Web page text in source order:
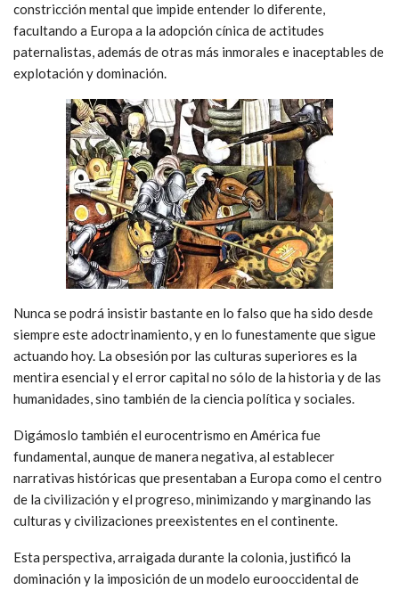
constricción mental que impide entender lo diferente,
facultando a Europa a la adopción cínica de actitudes
paternalistas, además de otras más inmorales e inaceptables de
explotación y dominación.
Nunca se podrá insistir bastante en lo falso que ha sido desde
siempre este adoctrinamiento, y en lo funestamente que sigue
actuando hoy. La obsesión por las culturas superiores es la
mentira esencial y el error capital no sólo de la historia y de las
humanidades, sino también de la ciencia política y sociales.
Digámoslo también el eurocentrismo en América fue
fundamental, aunque de manera negativa, al establecer
narrativas históricas que presentaban a Europa como el centro
de la civilización y el progreso, minimizando y marginando las
culturas y civilizaciones preexistentes en el continente.
Esta perspectiva, arraigada durante la colonia, justificó la
dominación y la imposición de un modelo eurooccidental de